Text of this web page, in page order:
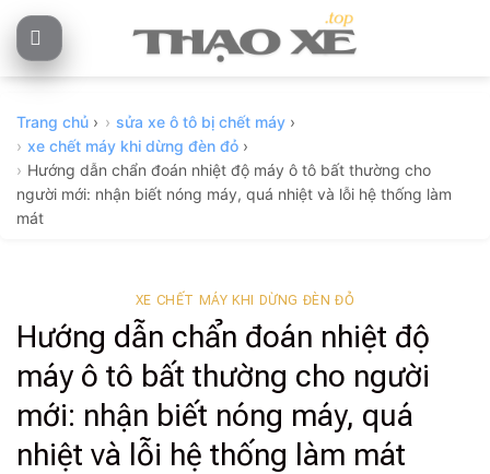
Skip
to
Trang chủ › sửa xe ô tô bị chết máy ›
xe chết máy khi dừng đèn đỏ ›
Hướng dẫn chẩn đoán nhiệt độ máy ô tô bất thường cho
người mới: nhận biết nóng máy, quá nhiệt và lỗi hệ thống làm
mát
XE CHẾT MÁY KHI DỪNG ĐÈN ĐỎ
Hướng dẫn chẩn đoán nhiệt độ
máy ô tô bất thường cho người
mới: nhận biết nóng máy, quá
nhiệt và lỗi hệ thống làm mát